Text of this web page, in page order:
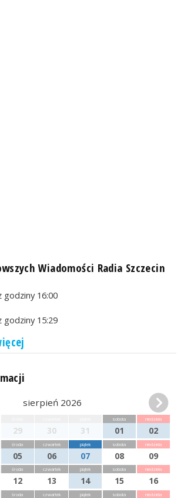
Wiadomości Radia Szczecin
godziny 16:00
godziny 15:29
sierpień 2026
29 30 31
sobota
01
niedziela
02
środa
05
czwartek
06
piątek
07
sobota
08
niedziela
09
środa
12
czwartek
13
piątek
14
sobota
15
niedziela
16
środa czwartek piątek sobota niedziela